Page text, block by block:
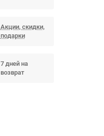
Акции, скидки,
подарки
7 дней на
возврат